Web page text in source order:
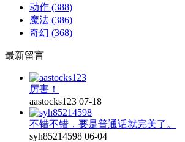
动作 (388)
魔法 (386)
奇幻 (368)
最新留言
厉害！
aastocks123 07-18
不错不错，要是普通话就完美了。
syh85214598 06-04